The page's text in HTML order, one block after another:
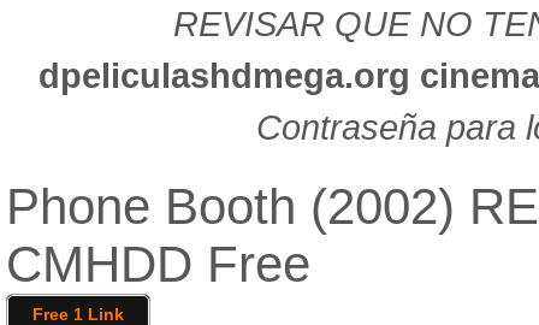
REVISAR QUE NO
dpeliculashdmega.org
Contraseña para
Phone Booth (2002)
CMHDD Free
Free 1 Link